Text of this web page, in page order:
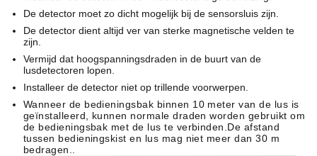
De detector moet zo dicht mogelijk bij de sensorsluis zijn.
De detector dient altijd ver van sterke magnetische velden te
zijn.
Vermijd dat hoogspanningsdraden in de buurt van de
lusdetectoren lopen.
Installeer de detector niet op trillende voorwerpen.
Wanneer de bedieningsbak binnen 10 meter van de lus is
geïnstalleerd, kunnen normale draden worden gebruikt om
de bedieningsbak met de lus te verbinden.De afstand
tussen bedieningskist en lus mag niet meer dan 30 m
bedragen..